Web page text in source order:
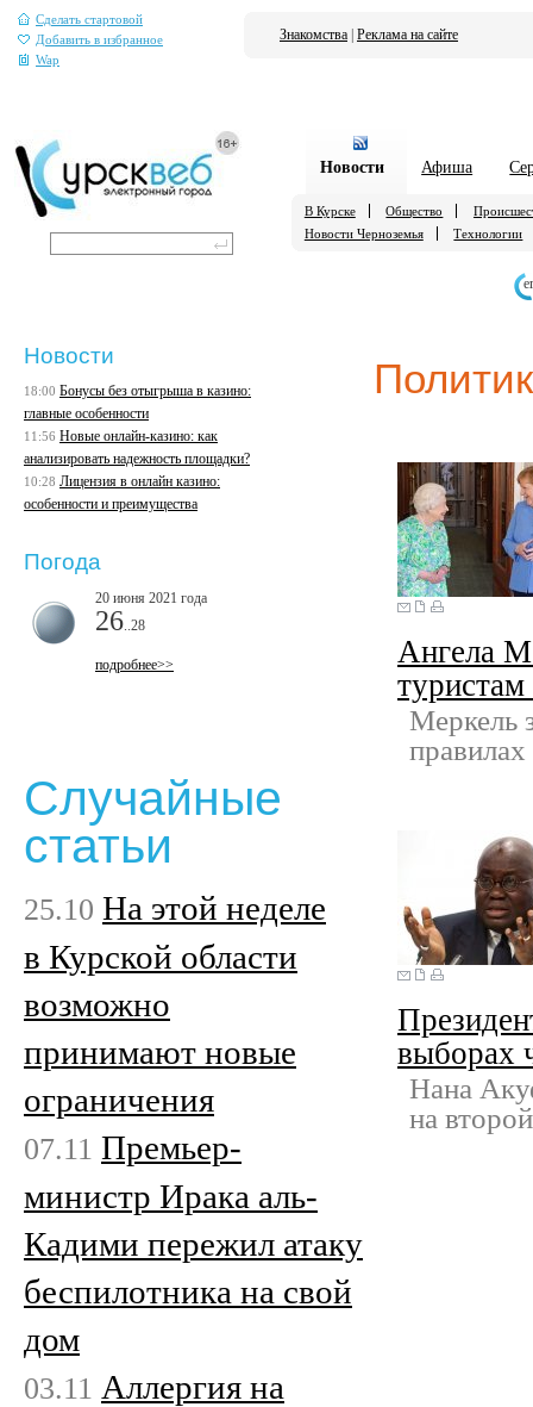
Сделать стартовой
Добавить в избранное
Wap
Знакомства Реклама на сайте
Новости Афиша
В Курске Общество
Новости Черноземья
Технологии
Ангела
туристам
Меркель
выборах
Нана
на
Новости
18:00 Бонусы без отыгрыша в казино:
главные особенности
11:56 Новые онлайн-казино: как
анализировать надежность площадки?
10:28 Лицензия в онлайн казино:
особенности и преимущества
Погода
20 июня 2021 года
26 ..28
подробнее>>
Случайные
статьи
25.10 На этой неделе
в Курской области
возможно
принимают новые
ограничения
07.11 Премьер-
министр Ирака аль-
Кадими пережил атаку
беспилотника на свой
дом
03.11 Аллергия на